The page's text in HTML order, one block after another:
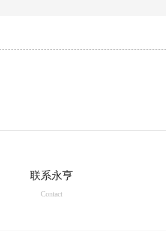
联系永亨
Contact